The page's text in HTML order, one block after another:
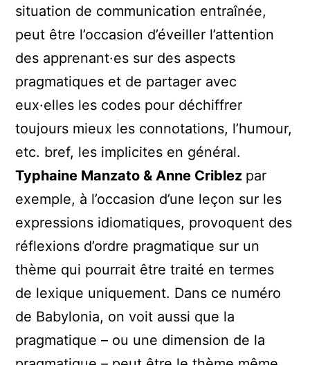
situation de communication entraînée,
peut être l’occasion d’éveiller l’attention
des apprenant·es sur des aspects
pragmatiques et de partager avec
eux·elles les codes pour déchiffrer
toujours mieux les connotations, l’humour,
etc. bref, les implicites en général.
Typhaine Manzato & Anne Criblez par
exemple, à l’occasion d’une leçon sur les
expressions idiomatiques, provoquent des
réflexions d’ordre pragmatique sur un
thème qui pourrait être traité en termes
de lexique uniquement. Dans ce numéro
de Babylonia, on voit aussi que la
pragmatique – ou une dimension de la